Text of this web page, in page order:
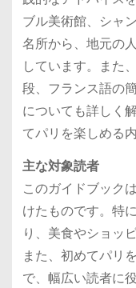
ブル美術館、シャ
名所から、地元の
しています。また
段、フランス語の
についても詳しく
てパリを楽しめる
主な対象読者
このガイドブック
けたものです。特
り、美食やショッ
また、初めてパリ
で、幅広い読者に